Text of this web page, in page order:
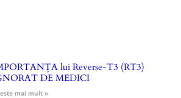
lui Reverse-T3 (RT3)
DE MEDICI
mai mult »